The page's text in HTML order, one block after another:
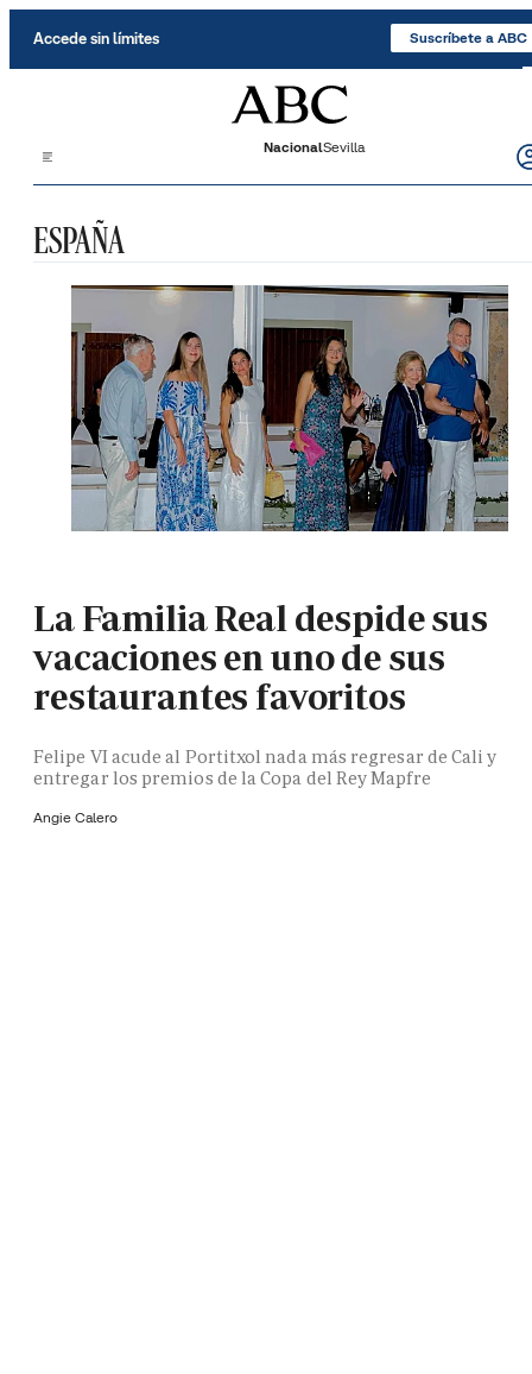
Accede sin límites Suscríbete a ABC
NacionalSevilla
ESPAÑA
La Familia Real despide sus
vacaciones en uno de sus
restaurantes favoritos
Felipe VI acude al Portitxol nada más regresar de Cali y
entregar los premios de la Copa del Rey Mapfre
Angie Calero